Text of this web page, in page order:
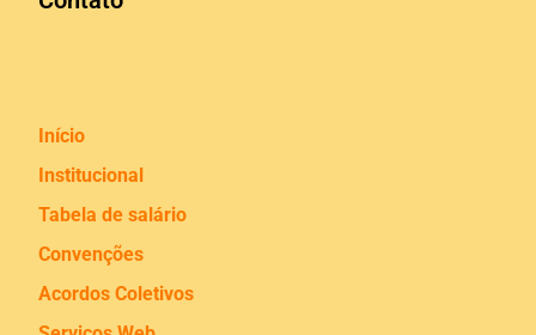
Início
Institucional
Tabela de salário
Convenções
Acordos Coletivos